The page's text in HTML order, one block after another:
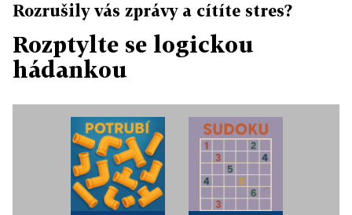
Rozrušily vás zprávy a cítíte stres?
Rozptylte se logickou
hádankou